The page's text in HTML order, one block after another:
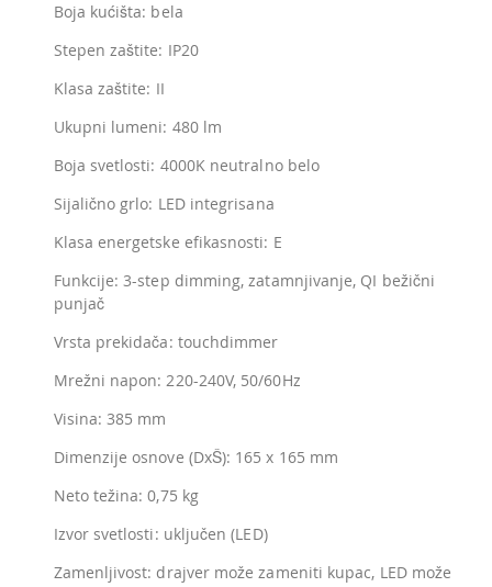
Boja kućišta: bela
Stepen zaštite: IP20
Klasa zaštite: II
Ukupni lumeni: 480 lm
Boja svetlosti: 4000K neutralno belo
Sijalično grlo: LED integrisana
Klasa energetske efikasnosti: E
Funkcije: 3-step dimming, zatamnjivanje, QI bežični
punjač
Vrsta prekidača: touchdimmer
Mrežni napon: 220-240V, 50/60Hz
Visina: 385 mm
Dimenzije osnove (DxŠ): 165 x 165 mm
Neto težina: 0,75 kg
Izvor svetlosti: uključen (LED)
Zamenljivost: drajver može zameniti kupac, LED može